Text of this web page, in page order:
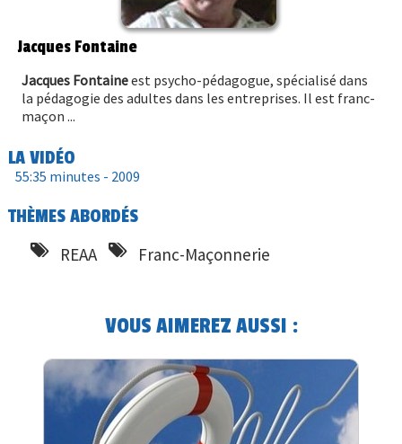
Jacques Fontaine
Jacques Fontaineest psycho-pédagogue, spécialisé dans
la pédagogie des adultes dans les entreprises. Il est franc-
maçon ...
LA VIDÉO
55:35 minutes - 2009
THÈMES ABORDÉS
REAA Franc-Maçonnerie
VOUS AIMEREZ AUSSI :